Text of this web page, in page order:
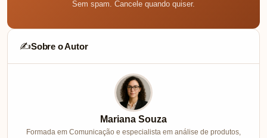
Sem spam. Cancele quando quiser.
✍️Sobre o Autor
Mariana Souza
Formada em Comunicação e especialista em análise de produtos,